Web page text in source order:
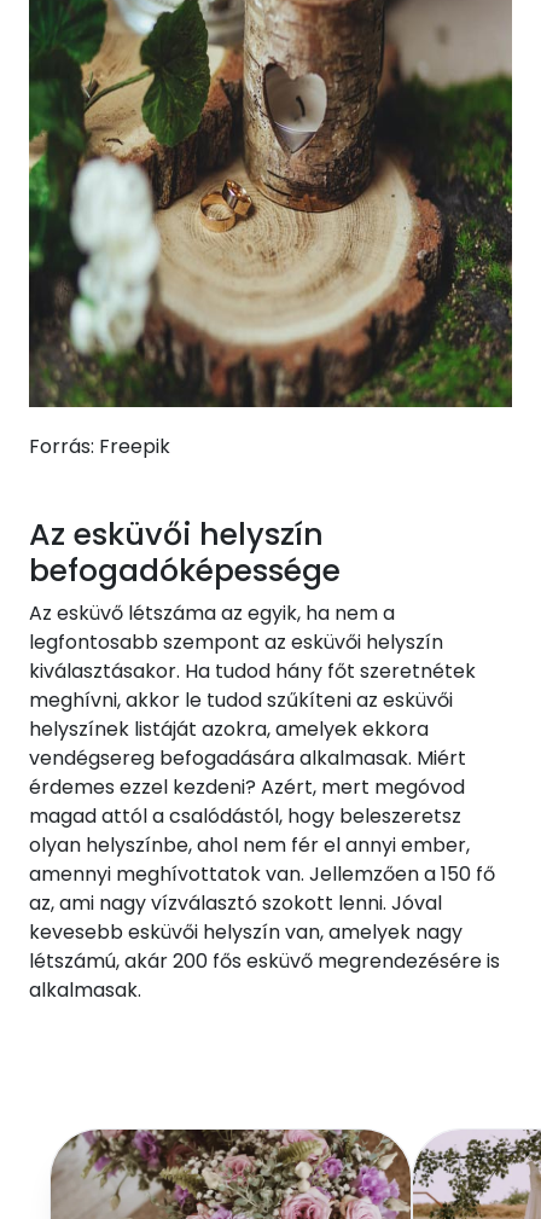
Forrás: Freepik
Az esküvői helyszín
befogadóképessége
Az esküvő létszáma az egyik, ha nem a
legfontosabb szempont az esküvői helyszín
kiválasztásakor. Ha tudod hány főt szeretnétek
meghívni, akkor le tudod szűkíteni az esküvői
helyszínek listáját azokra, amelyek ekkora
vendégsereg befogadására alkalmasak. Miért
érdemes ezzel kezdeni? Azért, mert megóvod
magad attól a csalódástól, hogy beleszeretsz
olyan helyszínbe, ahol nem fér el annyi ember,
amennyi meghívottatok van. Jellemzően a 150 fő
az, ami nagy vízválasztó szokott lenni. Jóval
kevesebb esküvői helyszín van, amelyek nagy
létszámú, akár 200 fős esküvő megrendezésére is
alkalmasak.